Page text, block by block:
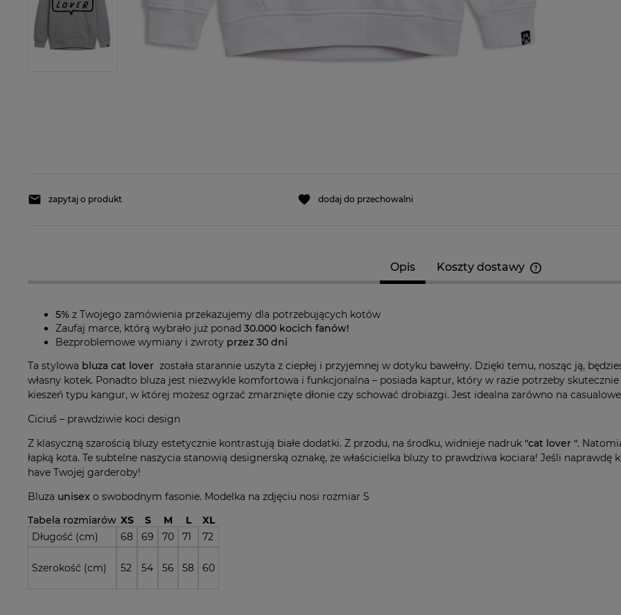
zapytaj o produkt dodaj do przechowalni
Opis Koszty dostawy
5% z Twojego zamówienia przekazujemy dla potrzebujących kotów
Zaufaj marce, którą wybrało już ponad 30.000 kocich fanów!
Bezproblemowe wymiany i zwroty przez 30 dni
Ta stylowa bluza cat lover została starannie uszyta z ciepłej i przyjemnej w dotyku bawełny. Dzięki temu, nosząc ją,
własny kotek. Ponadto bluza jest niezwykle komfortowa i funkcjonalna – posiada kaptur, który w razie potrzeby
kieszeń typu kangur, w której możesz ogrzać zmarznięte dłonie czy schować drobiazgi. Jest idealna zarówno na
Ciciuś – prawdziwie koci design
Z klasyczną szarością bluzy estetycznie kontrastują białe dodatki. Z przodu, na środku, widnieje nadruk "cat lover ".
łapką kota. Te subtelne naszycia stanowią designerską oznakę, że właścicielka bluzy to prawdziwa kociara! Jeśli naprawdę
have Twojej garderoby!
Bluza unisex o swobodnym fasonie. Modelka na zdjęciu nosi rozmiar S
Tabela rozmiarów XS S M L
XL
Długość (cm)
68 69 70 71 72
Szerokość (cm) 52 54 56 58 60